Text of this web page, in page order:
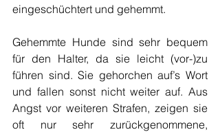
eingeschüchtert und gehemmt.
Gehemmte Hunde sind sehr bequem
für den Halter, da sie leicht (vor-)zu
führen sind. Sie gehorchen auf’s Wort
und fallen sonst nicht weiter auf. Aus
Angst vor weiteren Strafen, zeigen sie
oft nur sehr zurückgenommene,